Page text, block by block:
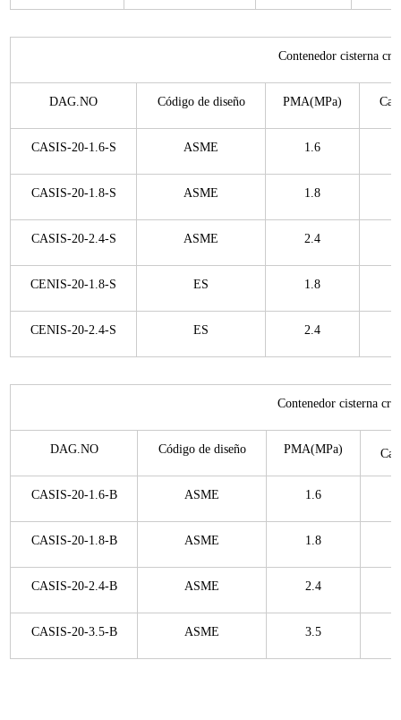
Contenedor cisterna
DAG.NO Código de diseño PMA(MPa)
CASIS-20-1.6-S ASME 1.6
CASIS-20-1.8-S ASME 1.8
CASIS-20-2.4-S ASME 2.4
CENIS-20-1.8-S ES 1.8
CENIS-20-2.4-S ES 2.4
Contenedor cisterna
DAG.NO Código de diseño PMA(MPa)
CASIS-20-1.6-B ASME 1.6
CASIS-20-1.8-B ASME 1.8
CASIS-20-2.4-B ASME 2.4
CASIS-20-3.5-B ASME 3.5